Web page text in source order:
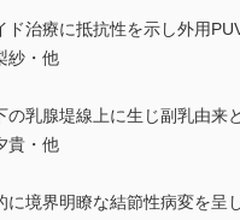
ド治療に抵抗性を示し外用
・他
の乳腺堤線上に生じ副乳由来
・他
に境界明瞭な結節性病変を呈